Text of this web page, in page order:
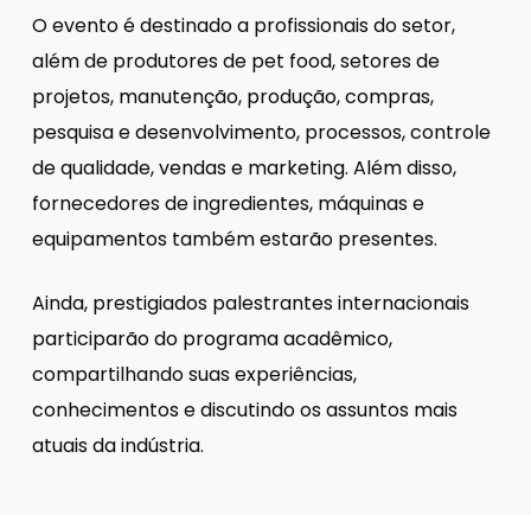
O evento é destinado a profissionais do setor,
além de produtores de pet food, setores de
projetos, manutenção, produção, compras,
pesquisa e desenvolvimento, processos, controle
de qualidade, vendas e marketing. Além disso,
fornecedores de ingredientes, máquinas e
equipamentos também estarão presentes.
Ainda, prestigiados palestrantes internacionais
participarão do programa acadêmico,
compartilhando suas experiências,
conhecimentos e discutindo os assuntos mais
atuais da indústria.